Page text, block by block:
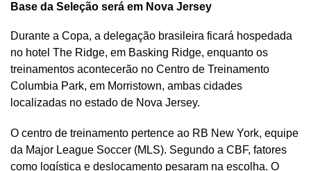
Base da Seleção será em Nova Jersey
Durante a Copa, a delegação brasileira ficará hospedada
no hotel The Ridge, em Basking Ridge, enquanto os
treinamentos acontecerão no Centro de Treinamento
Columbia Park, em Morristown, ambas cidades
localizadas no estado de Nova Jersey.
O centro de treinamento pertence ao RB New York, equipe
da Major League Soccer (MLS). Segundo a CBF, fatores
como logística e deslocamento pesaram na escolha. O